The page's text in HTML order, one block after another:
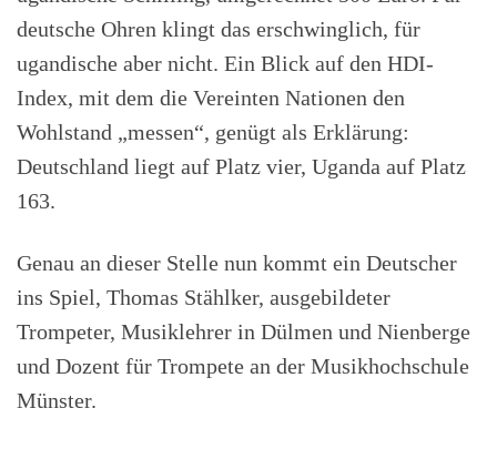
deutsche Ohren klingt das erschwinglich, für
ugandische aber nicht. Ein Blick auf den HDI-
Index, mit dem die Vereinten Nationen den
Wohlstand „messen“, genügt als Erklärung:
Deutschland liegt auf Platz vier, Uganda auf Platz
163.
Genau an dieser Stelle nun kommt ein Deutscher
ins Spiel, Thomas Stählker, ausgebildeter
Trompeter, Musiklehrer in Dülmen und Nienberge
und Dozent für Trompete an der Musikhochschule
Münster.